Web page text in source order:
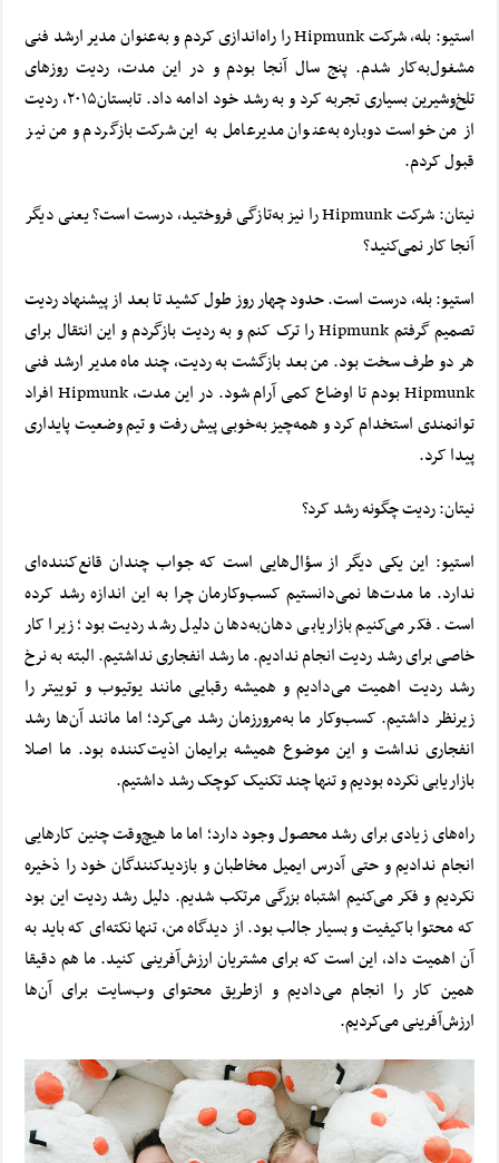
استیو: بله، شرکت Hipmunk را راه‌اندازی کردم و به‌عنوان مدیر ارشد فنی
مشغول‌به‌کار شدم. پنج سال آنجا بودم و در این مدت، ردیت روزهای
تلخ‌وشیرین بسیاری تجربه کرد و به رشد خود ادامه داد. تابستان۲۰۱۵، ردیت
از من خواست دوباره به‌عنوان مدیرعامل به این شرکت بازگردم و من نیز
قبول کردم.
نیتان: شرکت Hipmunk را نیز به‌تازگی فروختید، درست است؟ یعنی دیگر
آنجا کار نمی‌کنید؟
استیو: بله، درست است. حدود چهار روز طول کشید تا بعد از پیشنهاد ردیت
تصمیم گرفتم Hipmunk را ترک کنم و به ردیت بازگردم و این انتقال برای
هر دو طرف سخت بود. من بعد بازگشت به ردیت، چند ماه مدیر ارشد فنی
Hipmunk بودم تا اوضاع کمی آرام شود. در این مدت، Hipmunk افراد
توانمندی استخدام‌ کرد و همه‌چیز به‌خوبی پیش رفت و تیم وضعیت پایداری
پیدا کرد.
نیتان: ردیت چگونه رشد کرد؟
استیو: این یکی دیگر از سؤال‌هایی است که جواب چندان قانع‌کننده‌ای
ندارد. ما مدت‌ها نمی‌دانستیم کسب‌وکارمان چرا به این اندازه رشد کرده
است. فکر می‌کنیم بازاریابی دهان‌به‌دهان دلیل رشد ردیت بود؛ زیرا کار
خاصی برای رشد ردیت انجام ندادیم.ما رشد انفجاری نداشتیم. البته به نرخ
رشد ردیت اهمیت می‌دادیم و همیشه رقبایی مانندیوتیوبو توییتر را
زیرنظر داشتیم. کسب‌وکار ما به‌مرورزمان رشد می‌کرد؛ اما مانند آن‌ها رشد
انفجاری نداشت و این موضوع همیشه برایمان اذیت‌کننده بود. ما اصلا
بازاریابی نکرده بودیم و تنها چند تکنیک کوچک رشد داشتیم.
راه‌های زیادی برای رشد محصول وجود دارد؛ اما ما هیچ‌وقت چنین کارهایی
انجام ندادیم و حتی آدرس ایمیل مخاطبان و بازدیدکنندگان خود را ذخیره
نکردیم و فکر می‌کنیم اشتباه بزرگی مرتکب شدیم. دلیل رشد ردیت این بود
که محتوا باکیفیت و بسیار جالب بود. از دیدگاه من، تنها نکته‌ای که باید به
آن اهمیت داد، این است که برای مشتریان ارزش‌آفرینی کنید. ما هم دقیقا
همین کار را انجام می‌دادیم و ازطریق محتوای وب‌سایت برای آن‌ها
ارزش‌آفرینی می‌کردیم.